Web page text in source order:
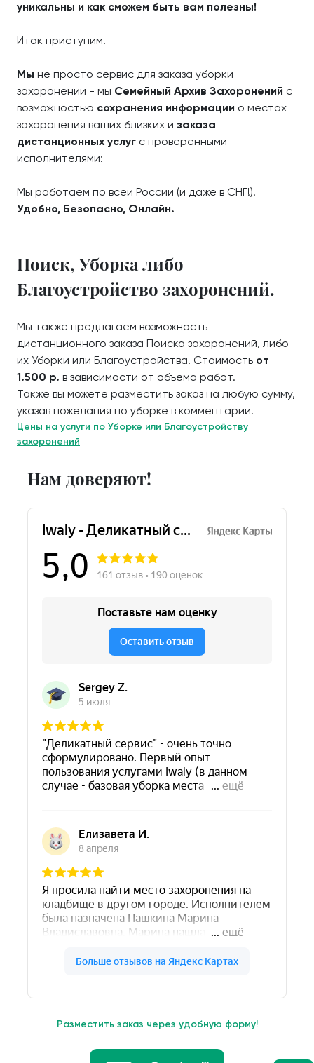
уникальны и как сможем быть вам полезны!
Итак приступим.
Мы не просто сервис для заказа уборки
захоронений - мы Семейный Архив Захоронений с
возможностью сохранения информации о местах
захоронения ваших близких и заказа
дистанционных услуг с проверенными
исполнителями:
Мы работаем по всей России (и даже в СНГ!).
Удобно, Безопасно, Онлайн.
Поиск, Уборка либо
Благоустройство захоронений.
Мы также предлагаем возможность
дистанционного заказа Поиска захоронений, либо
их Уборки или Благоустройства. Стоимость от
1.500 р. в зависимости от объёма работ.
Также вы можете разместить заказ на любую сумму,
указав пожелания по уборке в комментарии.
Цены на услуги по Уборке или Благоустройству
захоронений
Нам доверяют!
Разместить заказ через удобную форму!